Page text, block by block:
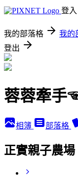
登入
我的部落格 我的
登出
蓉蓉牽手
相簿 部落格
正實親子農場